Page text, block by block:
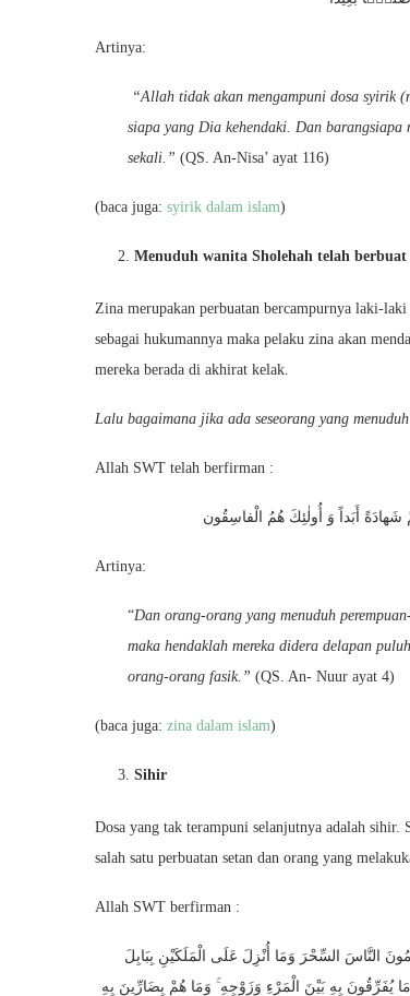
Artinya:
“Allah tidak akan mengampuni dosa syirik
siapa yang Dia kehendaki. Dan barangsiapa
sekali.” (QS. An-Nisa’ ayat 116)
(baca juga: syirik dalam islam)
Menuduh wanita Sholehah telah berbuat
Zina merupakan perbuatan bercampurnya laki-laki
sebagai hukumannya maka pelaku zina akan
mereka berada di akhirat kelak.
Lalu bagaimana jika ada seseorang yang
Allah SWT telah berfirman :
شَهادَةً أَبَداً وَ أُولٰئِكَ هُمُ الْفاسِقُون
Artinya:
“Dan orang-orang yang menuduh
maka hendaklah mereka didera delapan
orang-orang fasik.” (QS. An- Nuur ayat 4)
(baca juga: zina dalam islam)
Sihir
Dosa yang tak terampuni selanjutnya adalah sihir.
salah satu perbuatan setan dan orang yang
Allah SWT berfirman :
النَّاسَ السِّحْرَ وَمَا أُنْزِلَ عَلَى الْمَلَكَيْنِ بِبَابِلَ
يُفَرِّقُونَ بِهِ بَيْنَ الْمَرْءِ وَزَوْجِهِ ۚ وَمَا هُمْ بِضَارِّينَ بِهِ